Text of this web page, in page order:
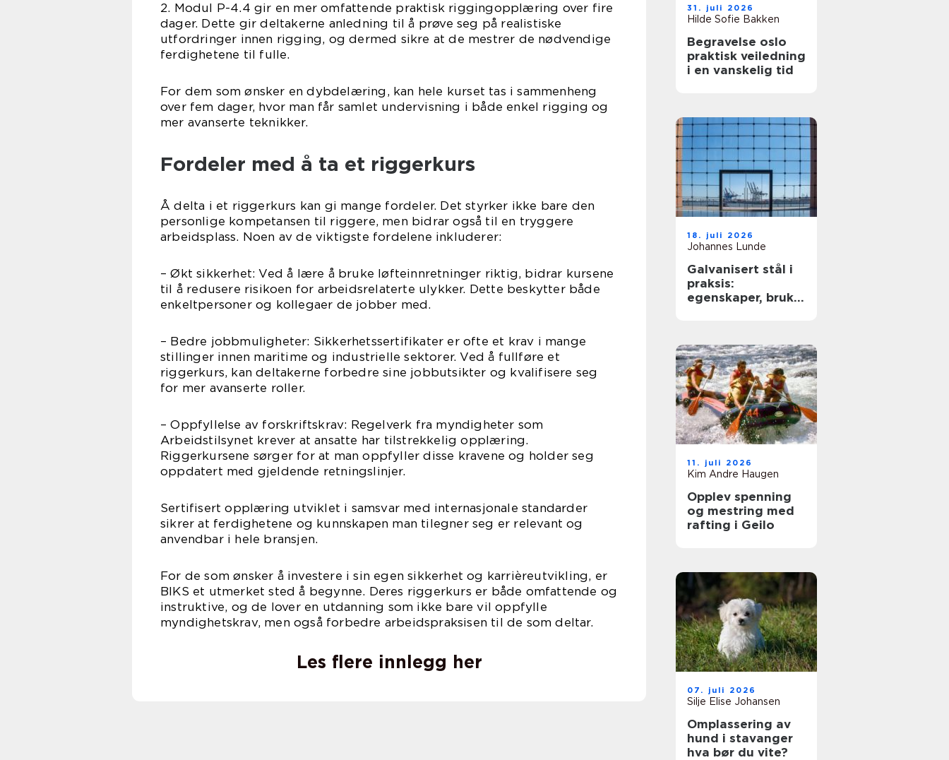
2. Modul P-4.4 gir en mer omfattende praktisk riggingopplæring over fire
dager. Dette gir deltakerne anledning til å prøve seg på realistiske
utfordringer innen rigging, og dermed sikre at de mestrer de nødvendige
ferdighetene til fulle.
For dem som ønsker en dybdelæring, kan hele kurset tas i sammenheng
over fem dager, hvor man får samlet undervisning i både enkel rigging og
mer avanserte teknikker.
Fordeler med å ta et riggerkurs
Å delta i et riggerkurs kan gi mange fordeler. Det styrker ikke bare den
personlige kompetansen til riggere, men bidrar også til en tryggere
arbeidsplass. Noen av de viktigste fordelene inkluderer:
– Økt sikkerhet: Ved å lære å bruke løfteinnretninger riktig, bidrar kursene
til å redusere risikoen for arbeidsrelaterte ulykker. Dette beskytter både
enkeltpersoner og kollegaer de jobber med.
– Bedre jobbmuligheter: Sikkerhetssertifikater er ofte et krav i mange
stillinger innen maritime og industrielle sektorer. Ved å fullføre et
riggerkurs, kan deltakerne forbedre sine jobbutsikter og kvalifisere seg
for mer avanserte roller.
– Oppfyllelse av forskriftskrav: Regelverk fra myndigheter som
Arbeidstilsynet krever at ansatte har tilstrekkelig opplæring.
Riggerkursene sørger for at man oppfyller disse kravene og holder seg
oppdatert med gjeldende retningslinjer.
Sertifisert opplæring utviklet i samsvar med internasjonale standarder
sikrer at ferdighetene og kunnskapen man tilegner seg er relevant og
anvendbar i hele bransjen.
For de som ønsker å investere i sin egen sikkerhet og karrièreutvikling, er
BIKS et utmerket sted å begynne. Deres riggerkurs er både omfattende og
instruktive, og de lover en utdanning som ikke bare vil oppfylle
myndighetskrav, men også forbedre arbeidspraksisen til de som deltar.
Les flere innlegg her
31. juli 2026
Hilde Sofie Bakken
Begravelse oslo
praktisk veiledning
i en vanskelig tid
18. juli 2026
Johannes Lunde
Galvanisert stål i
praksis:
egenskaper, bruk
11. juli 2026
Kim Andre Haugen
Opplev spenning
og mestring med
rafting i Geilo
07. juli 2026
Silje Elise Johansen
Omplassering av
hund i stavanger
hva bør du vite?